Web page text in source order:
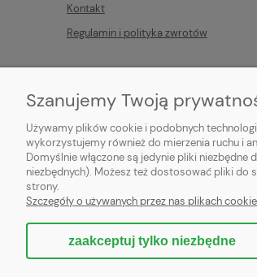
Kontakt
Regulamin i polityka zwrotów
HFASPÓŁKA Z OGRANICZONĄ
Rondo Organizacji Narodów
NIP: 5252975353; REGON: 526629618,
{contact_form}
Szanujemy Twoją
Używamy plików cookie i podobnych
wykorzystujemy również do mierzenia ruchu i
Domyślnie włączone są jedynie pliki
niezbędnych). Możesz też dostosować pliki do
strony.
Szczegóły o używanych przez nas plikach
zaakceptuj tylko niezbędne